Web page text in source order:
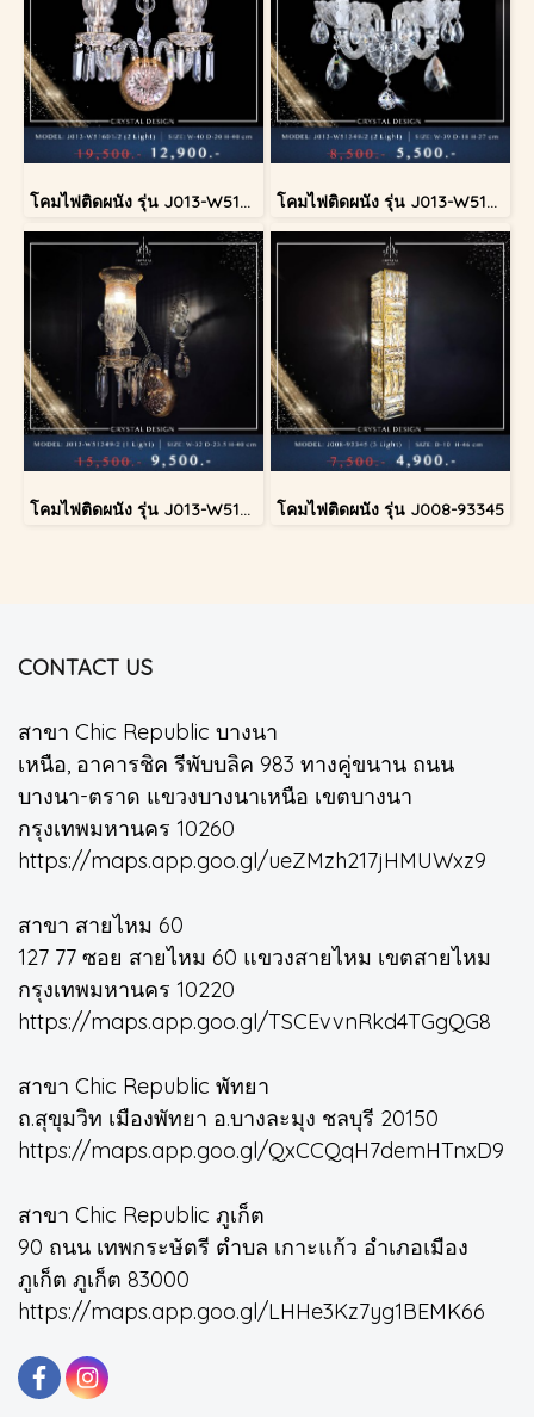
โคมไฟติดผนัง รุ่น J013-W51601/2 โคมไฟติดผนัง รุ่น J013-W51349/2
โคมไฟติดผนัง รุ่น J013-W51349/2 โคมไฟติดผนัง รุ่น J008-93345
CONTACT US
สาขา Chic Republic บางนา
เหนือ, อาคารชิค รีพับบลิค 983 ทางคู่ขนาน ถนน
บางนา-ตราด แขวงบางนาเหนือ เขตบางนา
กรุงเทพมหานคร 10260
https://maps.app.goo.gl/ueZMzh217jHMUWxz9
สาขา สายไหม 60
127 77 ซอย สายไหม 60 แขวงสายไหม เขตสายไหม
กรุงเทพมหานคร 10220
https://maps.app.goo.gl/TSCEvvnRkd4TGgQG8
สาขา Chic Republic พัทยา
ถ.สุขุมวิท เมืองพัทยา อ.บางละมุง ชลบุรี 20150
https://maps.app.goo.gl/QxCCQqH7demHTnxD9
สาขา Chic Republic ภูเก็ต
90 ถนน เทพกระษัตรี ตำบล เกาะแก้ว อำเภอเมือง
ภูเก็ต ภูเก็ต 83000
https://maps.app.goo.gl/LHHe3Kz7yg1BEMK66